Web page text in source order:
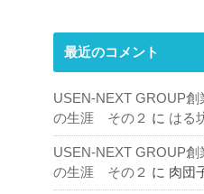
最近のコメント
USEN-NEXT GROUP
の生涯 その２ に はる
USEN-NEXT GROUP
の生涯 その２ に 肉団